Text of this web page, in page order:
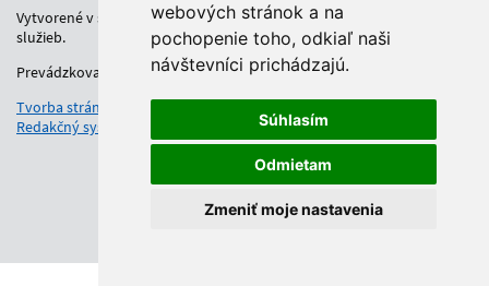
webových stránok a na
pochopenie toho, odkiaľ naši
návštevníci prichádzajú.
Súhlasím
Odmietam
Zmeniť moje nastavenia
Vytvorené v súlade s Jednotným dizajn manuálom elektronických
služieb.
Prevádzkovateľom služby je Regionálny úrad školskej správy.
Tvorba stránok
: Aglo Solutions
Redakčný systém